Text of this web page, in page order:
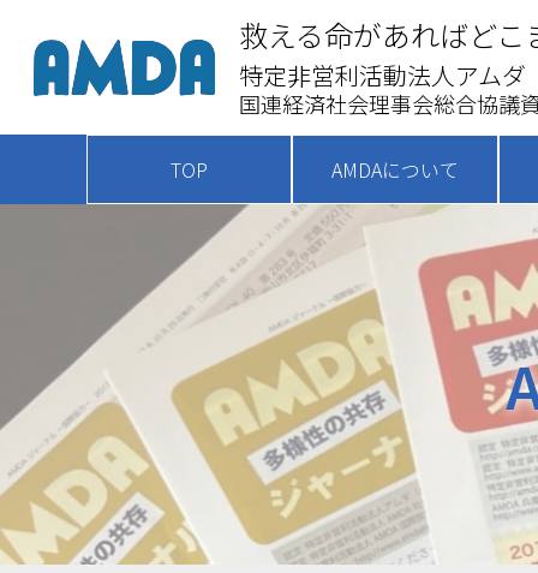
救える命があればどこ
特定非営利活動法人アムダ
国連経済社会理事会総合協議
TOP AMDAについて